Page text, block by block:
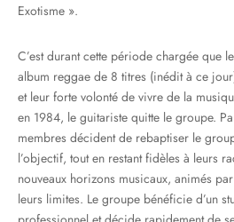
Exotisme ».
C’est durant cette période chargée que
album reggae de 8 titres (inédit à ce
et leur forte volonté de vivre de la
en 1984, le guitariste quitte le groupe.
membres décident de rebaptiser le
l’objectif, tout en restant fidèles à leurs
nouveaux horizons musicaux, animés
leurs limites. Le groupe bénéficie d’un